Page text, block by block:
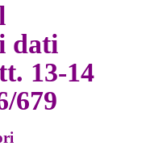
dati
13-14
679